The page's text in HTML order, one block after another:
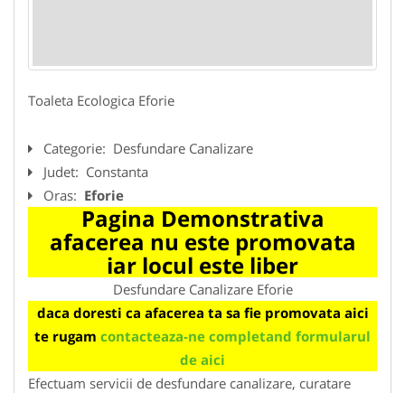
Toaleta Ecologica Eforie
Categorie: Desfundare Canalizare
Judet: Constanta
Oras: Eforie
Pagina Demonstrativa
afacerea nu este promovata
iar locul este liber
Desfundare Canalizare Eforie
daca doresti ca afacerea ta sa fie promovata aici
te rugam contacteaza-ne completand formularul
de aici
Efectuam servicii de desfundare canalizare, curatare